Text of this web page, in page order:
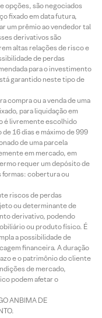
opções, são negociados
fixado em data futura,
um prêmio ao vendedor tal
derivativos são
altas relações de risco e
de perdas
para o investimento
garantido neste tipo de
compra ou a venda de uma
para liquidação em
é livremente escolhido
16 dias e máximo de 999
de uma parcela
em mercado, em
requer um depósito de
formas: cobertura ou
riscos de perdas
ou determinante de
derivativo, podendo
ou produto físico. É
a possibilidade de
financeira. A duração
e o patrimônio do cliente
de mercado,
podem afetar o
ANBIMA DE